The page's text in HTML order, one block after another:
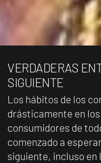
VERDADERAS
SIGUIENTE
Los hábitos de los
drásticamente en
consumidores de
comenzado a
siguiente, incluso en